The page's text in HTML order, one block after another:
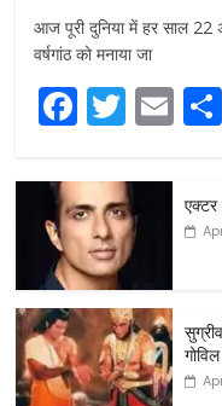
आज पूरी दुनिया में हर साल 22
वर्षगांठ को मनाया जा
F
c
e
b
o
o
k
T
itt
er
E
एक्टर